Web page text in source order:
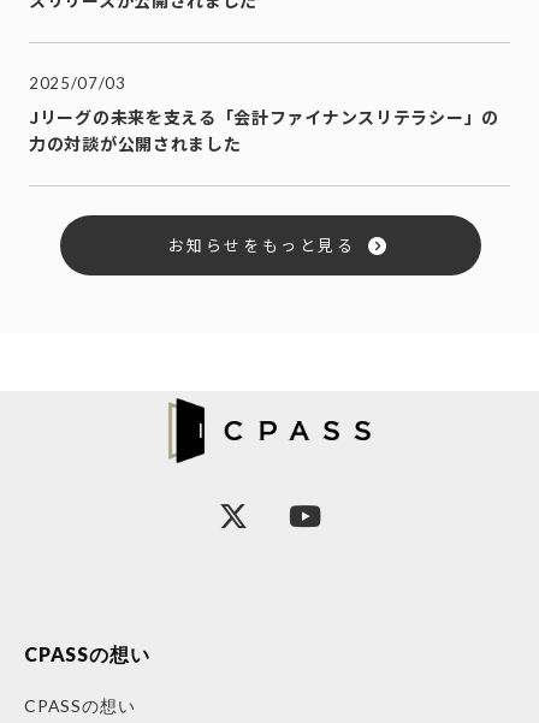
2025/07/03
Jリーグの未来を支える「会計ファイナンスリテラシー」の
力の対談が公開されました
お知らせをもっと見る
CPASSの想い
CPASSの想い